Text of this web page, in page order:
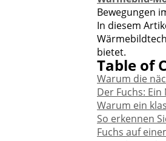
Bewegungen
In diesem
bietet.
Table of
Warum die
Der Fuchs:
Warum ein
So erkennen
Fuchs auf